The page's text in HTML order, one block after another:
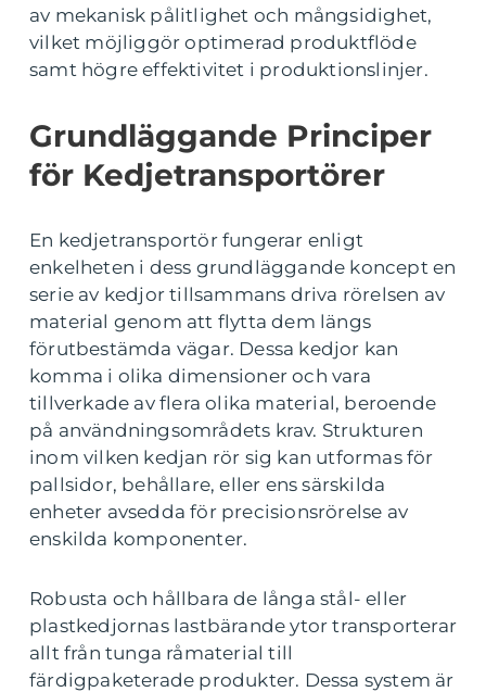
av mekanisk pålitlighet och mångsidighet,
vilket möjliggör optimerad produktflöde
samt högre effektivitet i produktionslinjer.
Grundläggande Principer
för Kedjetransportörer
En kedjetransportör fungerar enligt
enkelheten i dess grundläggande koncept en
serie av kedjor tillsammans driva rörelsen av
material genom att flytta dem längs
förutbestämda vägar. Dessa kedjor kan
komma i olika dimensioner och vara
tillverkade av flera olika material, beroende
på användningsområdets krav. Strukturen
inom vilken kedjan rör sig kan utformas för
pallsidor, behållare, eller ens särskilda
enheter avsedda för precisionsrörelse av
enskilda komponenter.
Robusta och hållbara de långa stål- eller
plastkedjornas lastbärande ytor transporterar
allt från tunga råmaterial till
färdigpaketerade produkter. Dessa system är